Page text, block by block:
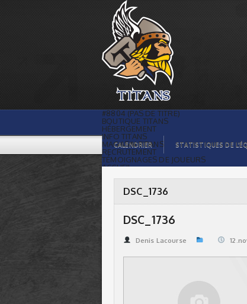
DSC_1736 | Titans de témiscaming
#8804 (PAS DE TITRE)
BOUTIQUE TITANS
HÉBERGEMENT
INFO TITANS
MAGASIN TITANS
RECRUTEMENT
TÉMOIGNAGES DE JOUEURS
ACCUEIL
GALERIE PHOTOS
STATISTIQUES
ORGANISATION
CALENDRIER
GALERIE VIDÉOS
COMMANDITAIRES
CALENDRIER STATISTIQUES DE
DSC_1736
DSC_1736
Denis Lacourse